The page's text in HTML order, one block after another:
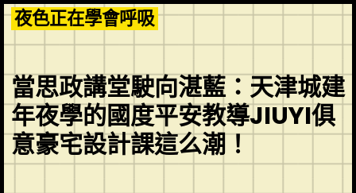
Skip
to
content
夜色正在學會呼吸
當思政講堂駛向湛藍：天津城建
年夜學的國度平安教導JIUYI俱
意豪宅設計課這么潮！